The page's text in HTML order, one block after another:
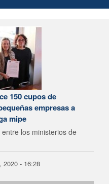
150 cupos de
empresas a
mipe
los ministerios de
2020 - 16:28